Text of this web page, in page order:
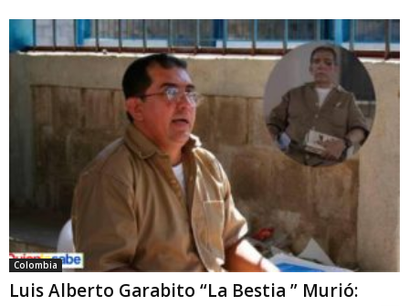
Colombia
Luis Alberto Garabito “La Bestia ” Murió: